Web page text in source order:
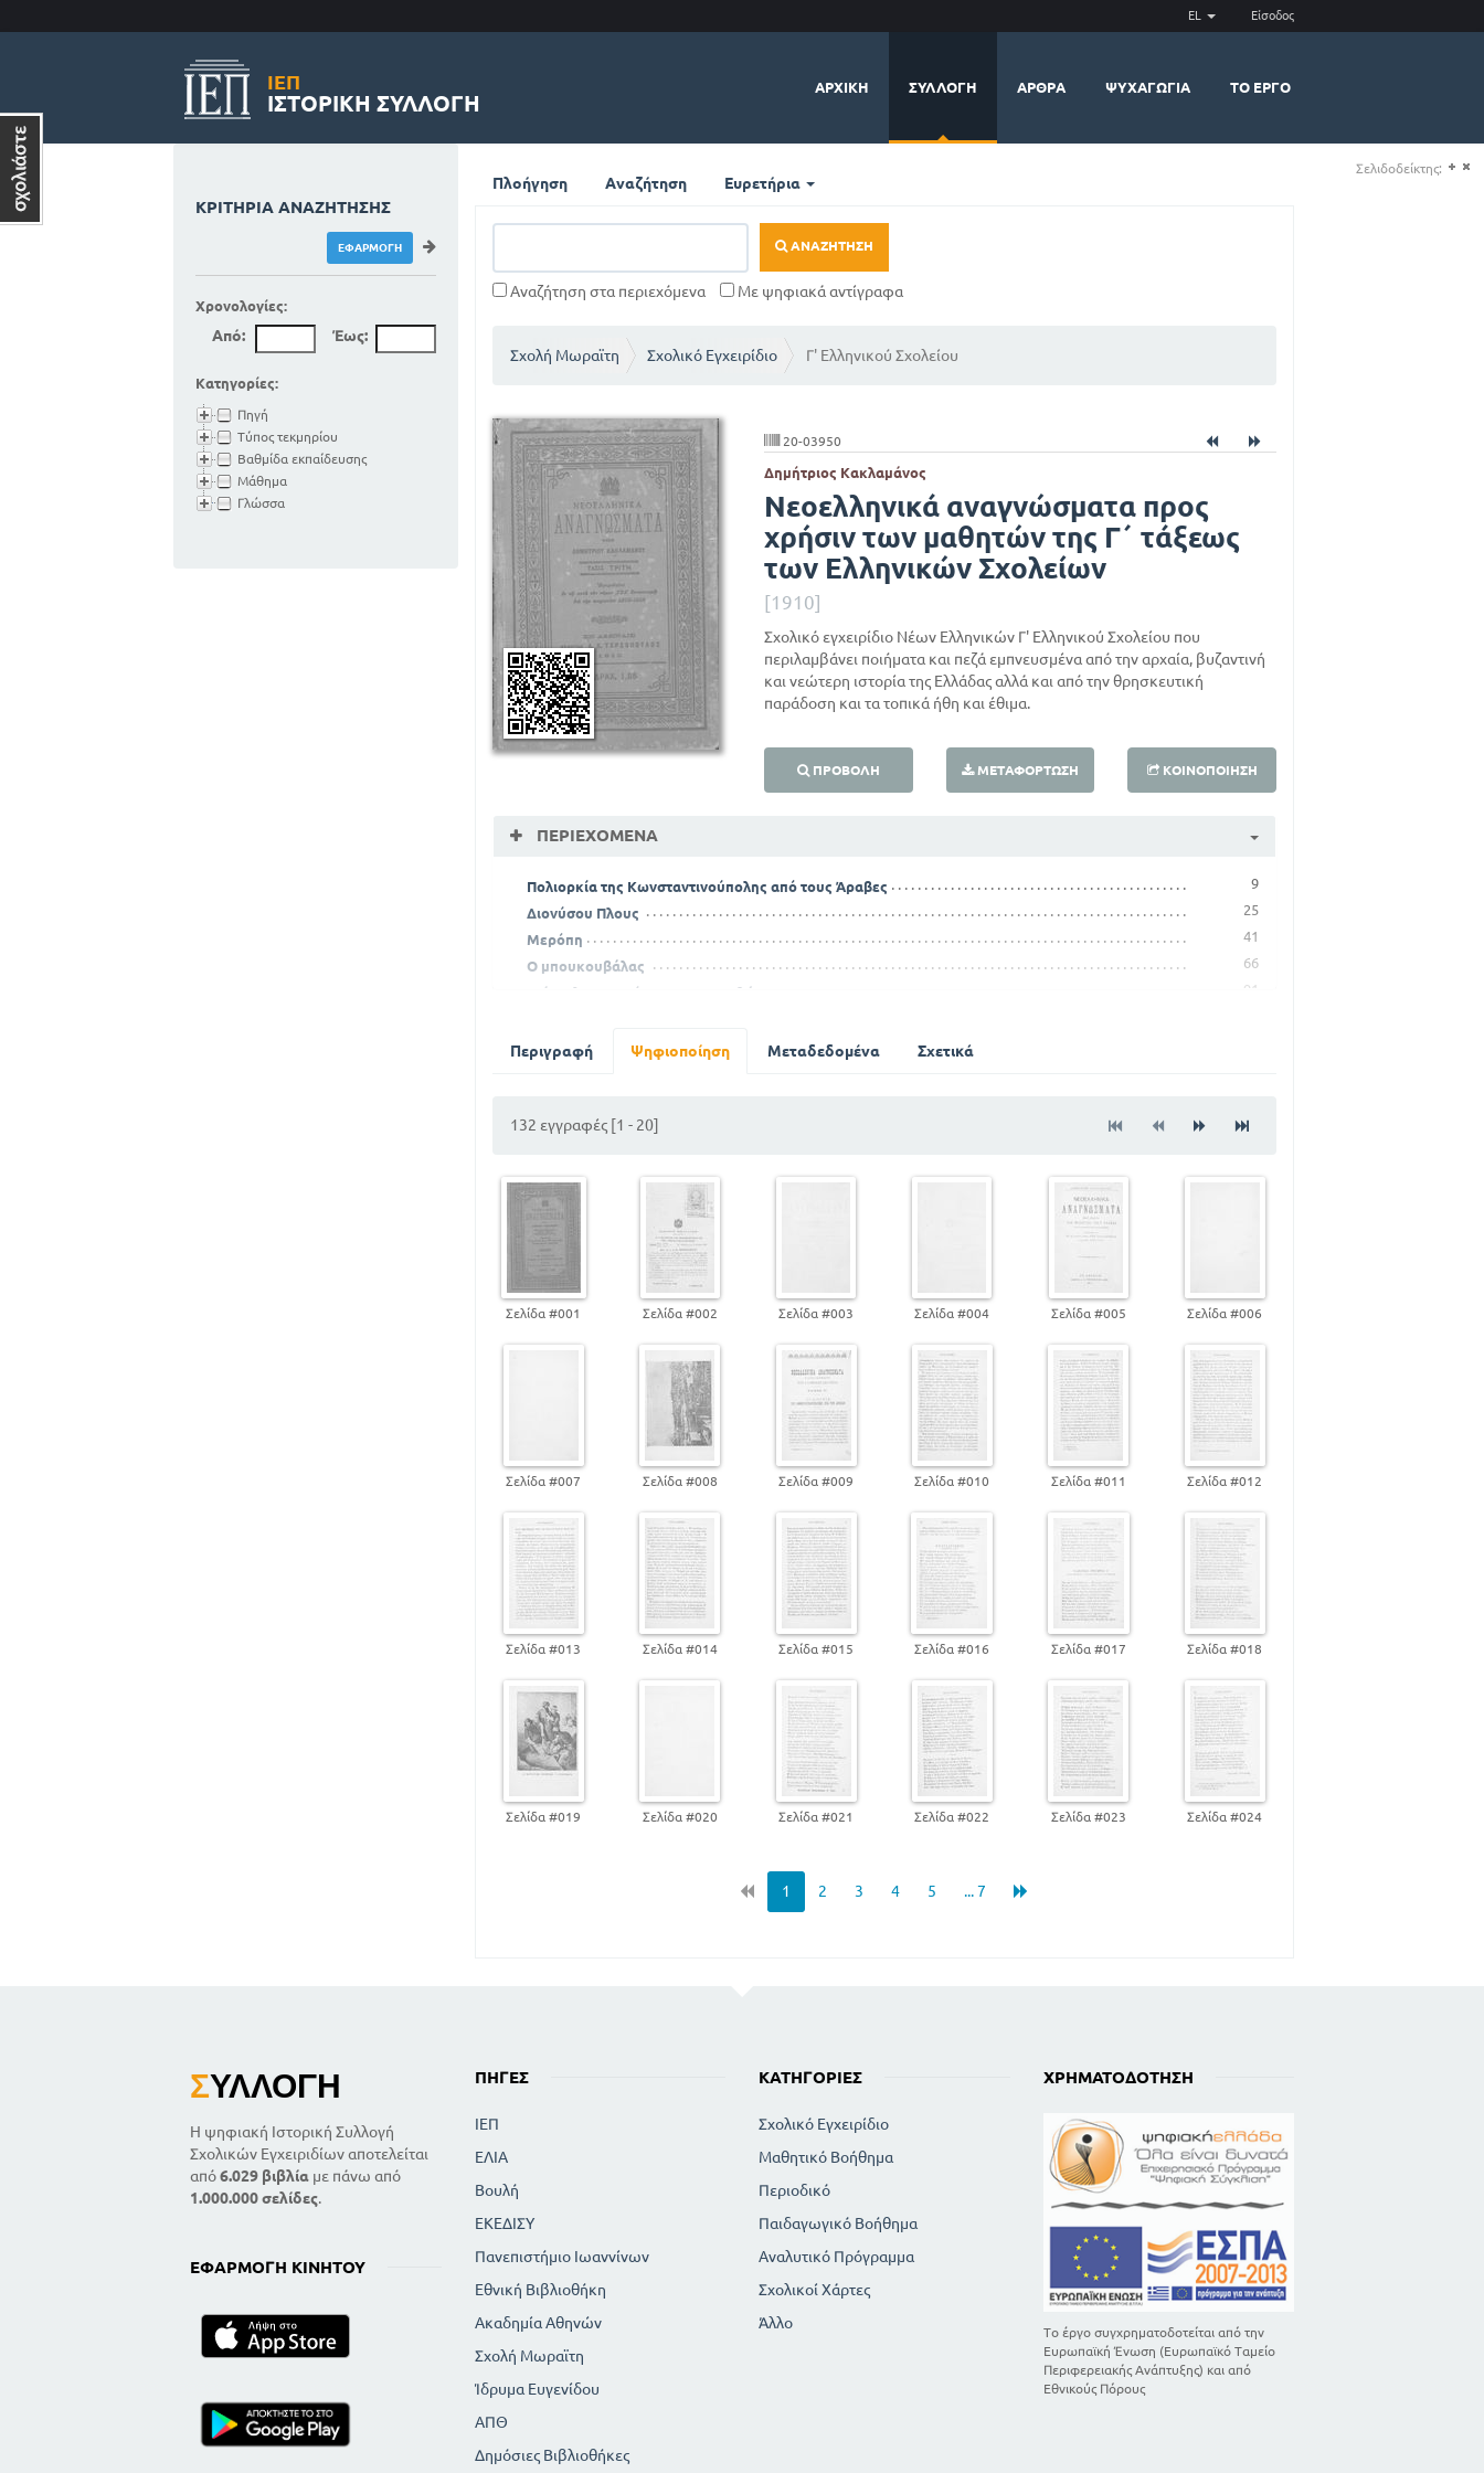
EL Είσοδος
ΙΕΠ
ΙΣΤΟΡΙΚΉ ΣΥΛΛΟΓΉ
ΑΡΧΙΚΉ ΣΥΛΛΟΓΉ ΆΡΘΡΑ ΨΥΧΑΓΩΓΊΑ ΤΟ ΈΡΓΟ
Πλοήγηση Αναζήτηση Ευρετήρια
ΑΝΑΖΉΤΗΣΗ
Αναζήτηση στα περιεχόμενα Με ψηφιακά αντίγραφα
Σχολή Μωραϊτη Σχολικό Εγχειρίδιο Γ' Ελληνικού Σχολείου
20-03950
Δημήτριος Κακλαμάνος
Νεοελληνικά αναγνώσματα προς
χρήσιν των μαθητών της Γ΄ τάξεως
των Ελληνικών Σχολείων
[1910]
Σχολικό εγχειρίδιο Νέων Ελληνικών Γ' Ελληνικού Σχολείου που
περιλαμβάνει ποιήματα και πεζά εμπνευσμένα από την αρχαία, βυζαντινή
και νεώτερη ιστορία της Ελλάδας αλλά και από την θρησκευτική
παράδοση και τα τοπικά ήθη και έθιμα.
ΠΡΟΒΟΛΉ ΜΕΤΑΦΌΡΤΩΣΗ ΚΟΙΝΟΠΟΊΗΣΗ
ΠΕΡΙΕΧΌΜΕΝΑ
Πολιορκία της Κωνσταντινούπολης από τους Άραβες
9
Διονύσου Πλους
25
Μερόπη
41
Ο μπουκουβάλας
66
Ο άγγελος της νίκης του Μαραθώνα
91
Περιγραφή Ψηφιοποίηση Μεταδεδομένα Σχετικά
132 εγγραφές [1 - 20]
Σελίδα #001 Σελίδα #002 Σελίδα #003 Σελίδα #004 Σελίδα #005 Σελίδα #006
Σελίδα #007 Σελίδα #008 Σελίδα #009 Σελίδα #010 Σελίδα #011 Σελίδα #012
Σελίδα #013 Σελίδα #014 Σελίδα #015 Σελίδα #016 Σελίδα #017 Σελίδα #018
Σελίδα #019 Σελίδα #020 Σελίδα #021 Σελίδα #022 Σελίδα #023 Σελίδα #024
1 2 3 4 5 ... 7
ΚΡΙΤΉΡΙΑ ΑΝΑΖΉΤΗΣΗΣ
Χρονολογίες:
Από: Έως:
Κατηγορίες:
Πηγή
Τύπος τεκμηρίου
Βαθμίδα εκπαίδευσης
Μάθημα
Γλώσσα
ΣΥΛΛΟΓΉ
Η ψηφιακή Ιστορική Συλλογή
Σχολικών Εγχειριδίων αποτελείται
από6.029 βιβλία με πάνω από
1.000.000 σελίδες.
ΕΦΑΡΜΟΓΉ ΚΙΝΗΤΟΎ
ΠΗΓΈΣ
ΙΕΠ
ΕΛΙΑ
Βουλή
ΕΚΕΔΙΣΥ
Πανεπιστήμιο Ιωαννίνων
Εθνική Βιβλιοθήκη
Ακαδημία Αθηνών
Σχολή Μωραϊτη
Ίδρυμα Ευγενίδου
ΑΠΘ
Δημόσιες Βιβλιοθήκες
ΚΑΤΗΓΟΡΊΕΣ
Σχολικό Εγχειρίδιο
Μαθητικό Βοήθημα
Περιοδικό
Παιδαγωγικό Βοήθημα
Αναλυτικό Πρόγραμμα
Σχολικοί Χάρτες
Άλλο
ΧΡΗΜΑΤΟΔΌΤΗΣΗ
Το έργο συγχρηματοδοτείται από την
Ευρωπαϊκή Ένωση (Ευρωπαϊκό Ταμείο
Περιφερειακής Ανάπτυξης) και από
Εθνικούς Πόρους
Σελιδοδείκτης: